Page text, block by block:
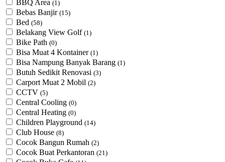
BBQ Area (1)
Bebas Banjir (15)
Bed (58)
Belakang View Golf (1)
Bike Path (0)
Bisa Muat 4 Kontainer (1)
Bisa Nampung Banyak Barang (1)
Butuh Sedikit Renovasi (3)
Carport Muat 2 Mobil (2)
CCTV (5)
Central Cooling (0)
Central Heating (0)
Children Playground (14)
Club House (8)
Cocok Bangun Rumah (2)
Cocok Buat Perkantoran (21)